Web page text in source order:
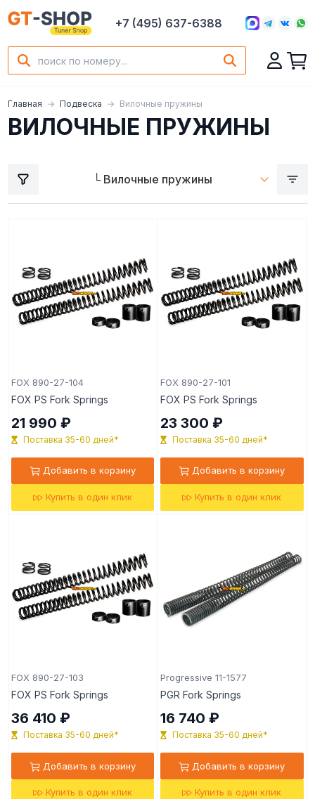
+7 (495) 637-6388
Главная Подвеска Вилочные пружины
ВИЛОЧНЫЕ ПРУЖИНЫ
FOX 890-27-104
FOX PS Fork Springs
21 990 ₽
Поставка 35-60 дней*
Добавить в корзину
Купить в один клик
FOX 890-27-101
FOX PS Fork Springs
23 300 ₽
Поставка 35-60 дней*
Добавить в корзину
Купить в один клик
FOX 890-27-103
FOX PS Fork Springs
36 410 ₽
Поставка 35-60 дней*
Добавить в корзину
Купить в один клик
Progressive 11-1577
PGR Fork Springs
16 740 ₽
Поставка 35-60 дней*
Добавить в корзину
Купить в один клик